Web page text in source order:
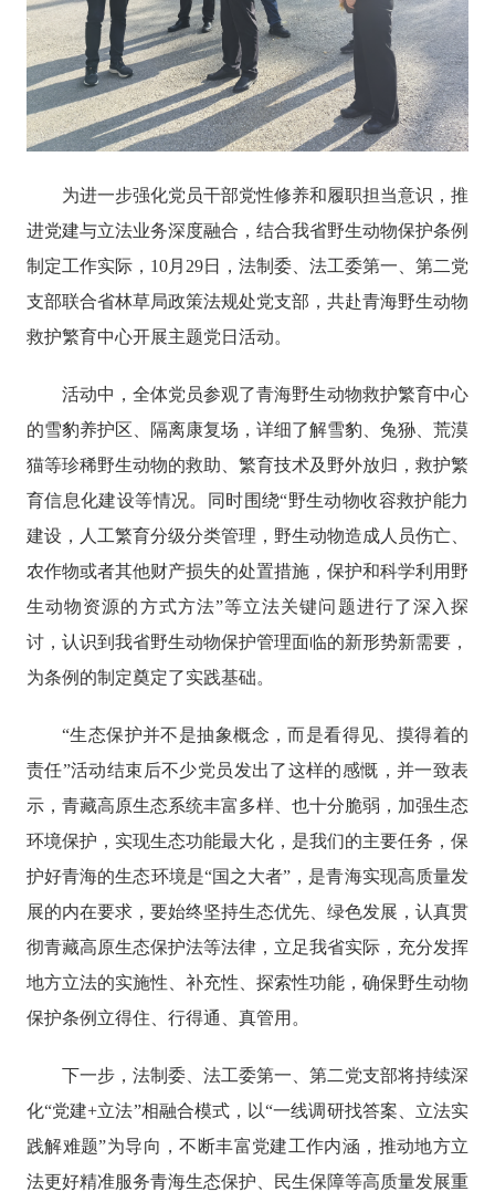
为进一步强化党员干部党性修养和履职担当意识 ，推
进党建与立法业务深度融合，结合我省野生动物保护条例
制定工作实际， 10月29日，法制委、法工委第一、第二党
支部联合省林草局政策法规处党支部，共赴青海野生动物
救护繁育中心开展主题党日活动。
活动中 ，全体党员参观了青海野生动物救护繁育中心
的雪豹养护区、
隔离康复场 ，详细了解雪豹、兔狲 、荒漠
猫等珍稀野生动物的救助、繁育技术及野外放归，救护繁
育信息化建设等情况。 同时围绕“野生动物收容救护能力
建设，人工繁育分级分类管理，野生动物造成人员伤亡、
农作物或者其他财产损失的处置措施，保护和科学利用野
生动物资源的方式方法”等立法关键问题进行了深入探
讨， 认识到我省野生动物保护管理面临的新形势新需要 ，
为条例的制定奠定了实践基础。
“生态保护并不是抽象概念，而是看得见、摸得着的
责任”活动结束后不少党员发出了这样的感慨，并一致表
示， 青藏高原生态系统丰富多样、也十分脆弱，加强生态
环境保护，实现生态功能最大化，是我们的主要任务，保
护好青海的生态环境是“国之大者”，是青海实现高质量发
展的内在要求，要始终坚持生态优先、绿色发展，认真贯
彻青藏高原生态保护法等法律，立足我省实际，充分发挥
地方立法的实施性、补充性、探索性功能，确保野生动物
保护条例 立得住、行得通、真管用。
下一步， 法制委、法工委第一、第二党支部将持续深
化“党建+立法”相融合模式，以“一线调研找答案、立法实
践解难题”为导向，不断丰富党建工作内涵，推动地方立
法更好精准服务青海生态保护、民生保障等高质量发展重